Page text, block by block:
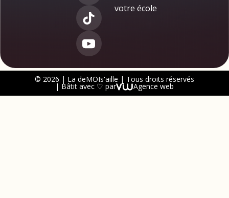
votre école
© 2026 | La deMOIs'aille | Tous droits réservés
| Bâtit avec ♡ par Agence web